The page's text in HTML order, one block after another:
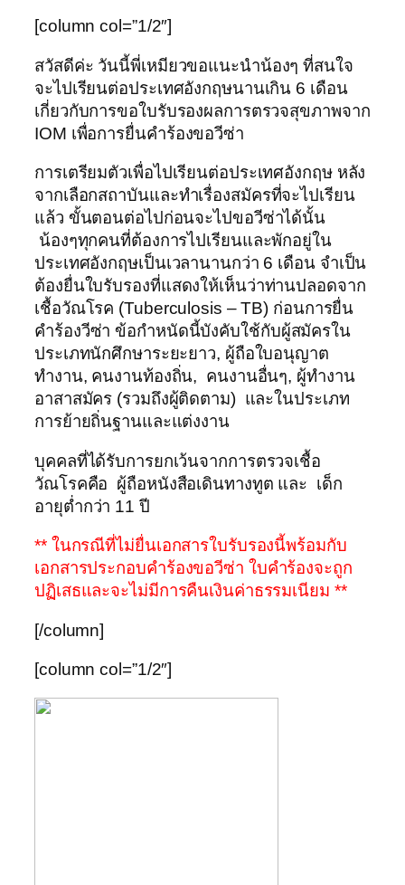
[column col=”1/2″]
สวัสดีค่ะ วันนี้พี่เหมียวขอแนะนำน้องๆ ที่สนใจ
จะไปเรียนต่อประเทศอังกฤษนานเกิน 6 เดือน
เกี่ยวกับการขอใบรับรองผลการตรวจสุขภาพจาก
IOM เพื่อการยื่นคำร้องขอวีซ่า
การเตรียมตัวเพื่อไปเรียนต่อประเทศอังกฤษ หลัง
จากเลือกสถาบันและทำเรื่องสมัครที่จะไปเรียน
แล้ว ขั้นตอนต่อไปก่อนจะไปขอวีซ่าได้นั้น
น้องๆทุกคนที่ต้องการไปเรียนและพักอยู่ใน
ประเทศอังกฤษเป็นเวลานานกว่า 6 เดือน จำเป็น
ต้องยื่นใบรับรองที่แสดงให้เห็นว่าท่านปลอดจาก
เชื้อวัณโรค (Tuberculosis – TB) ก่อนการยื่น
คำร้องวีซ่า ข้อกำหนัดนี้บังคับใช้กับผู้สมัครใน
ประเภทนักศึกษาระยะยาว, ผู้ถือใบอนุญาต
ทำงาน, คนงานท้องถิ่น, คนงานอื่นๆ, ผู้ทำงาน
อาสาสมัคร (รวมถึงผู้ติดตาม) และในประเภท
การย้ายถิ่นฐานและแต่งงาน
บุคคลที่ได้รับการยกเว้นจากการตรวจเชื้อ
วัณโรคคือ ผู้ถือหนังสือเดินทางทูต และ เด็ก
อายุต่ำกว่า 11 ปี
** ในกรณีที่ไม่ยื่นเอกสารใบรับรองนี้พร้อมกับ
เอกสารประกอบคำร้องขอวีซ่า ใบคำร้องจะถูก
ปฏิเสธและจะไม่มีการคืนเงินค่าธรรมเนียม **
[/column]
[column col=”1/2″]